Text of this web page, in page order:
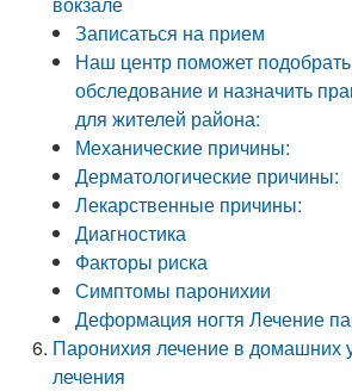
Записаться на прием
Наш центр поможет
обследование и назначить
для жителей района:
Механические причины:
Дерматологические причины:
Лекарственные причины:
Диагностика
Факторы риска
Симптомы паронихии
Деформация ногтя Лечение
Паронихия лечение в домашних
лечения